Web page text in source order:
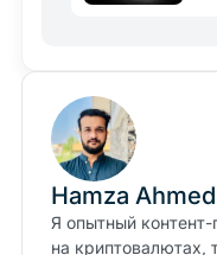
Hamza Ahmed
Я опытный
на криптовалютах,